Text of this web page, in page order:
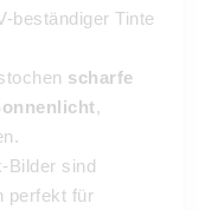
beständiger Tinte
scharfe
,
Bilder sind
perfekt für